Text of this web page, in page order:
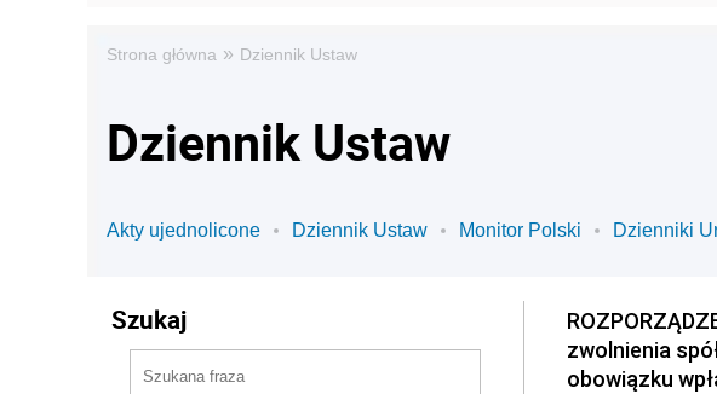
Strona główna » Dziennik Ustaw
Dziennik Ustaw
Akty ujednolicone Dziennik Ustaw Monitor Polski Dzienniki
Szukaj
zwolnienia
obowiązku